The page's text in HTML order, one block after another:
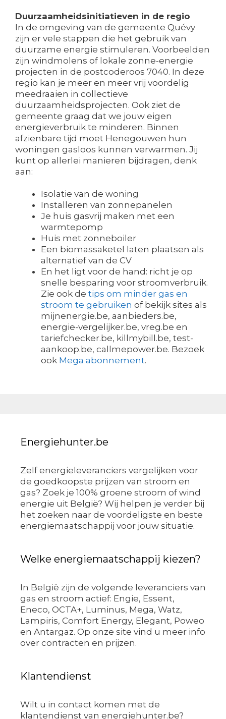
Duurzaamheidsinitiatieven in de regio
In de omgeving van de gemeente Quévy
zijn er vele stappen die het gebruik van
duurzame energie stimuleren. Voorbeelden
zijn windmolens of lokale zonne-energie
projecten in de postcoderoos 7040. In deze
regio kan je meer en meer vrij voordelig
meedraaien in collectieve
duurzaamheidsprojecten. Ook ziet de
gemeente graag dat we jouw eigen
energieverbruik te minderen. Binnen
afzienbare tijd moet Henegouwen hun
woningen gasloos kunnen verwarmen. Jij
kunt op allerlei manieren bijdragen, denk
aan:
Isolatie van de woning
Installeren van zonnepanelen
Je huis gasvrij maken met een
warmtepomp
Huis met zonneboiler
Een biomassaketel laten plaatsen als
alternatief van de CV
En het ligt voor de hand: richt je op
snelle besparing voor stroomverbruik.
Zie ook de tips om minder gas en
stroom te gebruiken of bekijk sites als
mijnenergie.be, aanbieders.be,
energie-vergelijker.be, vreg.be en
tariefchecker.be, killmybill.be, test-
aankoop.be, callmepower.be. Bezoek
ook Mega abonnement.
Energiehunter.be
Zelf energieleveranciers vergelijken voor
de goedkoopste prijzen van stroom en
gas? Zoek je 100% groene stroom of wind
energie uit België? Wij helpen je verder bij
het zoeken naar de voordeligste en beste
energiemaatschappij voor jouw situatie.
Welke energiemaatschappij kiezen?
In België zijn de volgende leveranciers van
gas en stroom actief: Engie, Essent,
Eneco, OCTA+, Luminus, Mega, Watz,
Lampiris, Comfort Energy, Elegant, Poweo
en Antargaz. Op onze site vind u meer info
over contracten en prijzen.
Klantendienst
Wilt u in contact komen met de
klantendienst van energiehunter.be?